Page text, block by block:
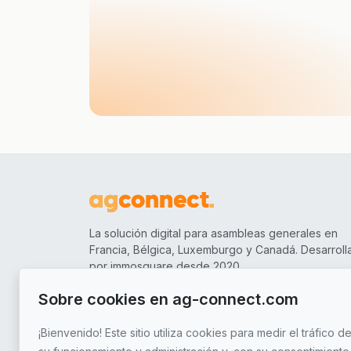
La solución digital para asambleas generales en
Francia, Bélgica, Luxemburgo y Canadá.
por immosquare desde 2020.
Síguenos
France +33 3 87 49 39 01
Sobre cookies en ag-connect.com
¡Bienvenido! Este sitio utiliza cookies para medir el tráfico